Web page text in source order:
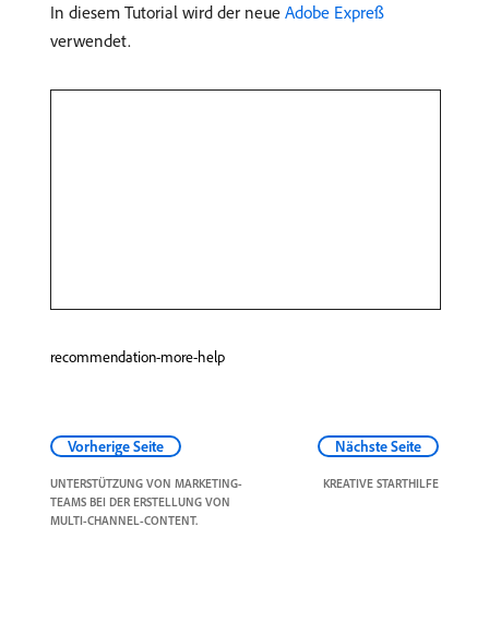
In diesem Tutorial wird der neue Adobe Expreß
verwendet.
recommendation-more-help
Vorherige Seite
UNTERSTÜTZUNG VON MARKETING-
TEAMS BEI DER ERSTELLUNG VON
MULTI-CHANNEL-CONTENT.
Nächste Seite
KREATIVE STARTHILFE